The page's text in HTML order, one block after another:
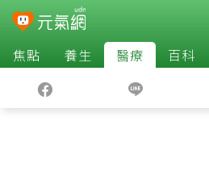
焦點 養生 醫療 百科